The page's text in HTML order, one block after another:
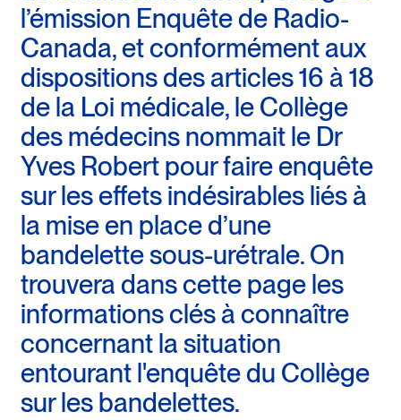
l’émission Enquête de Radio-
Canada, et conformément aux
dispositions des articles 16 à 18
de la Loi médicale, le Collège
des médecins nommait le Dr
Yves Robert pour faire enquête
sur les effets indésirables liés à
la mise en place d’une
bandelette sous-urétrale. On
trouvera dans cette page les
informations clés à connaître
concernant la situation
entourant l'enquête du Collège
sur les bandelettes.